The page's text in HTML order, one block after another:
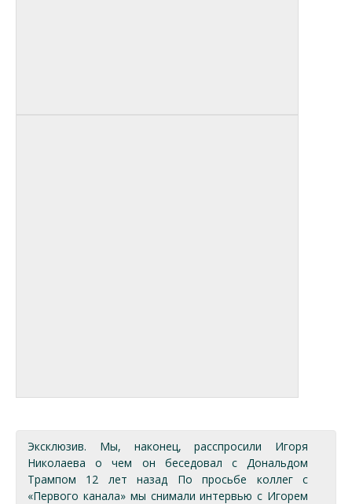
Эксклюзив. Мы, наконец, расспросили Игоря
Николаева о чем он беседовал с Дональдом
Трампом 12 лет назад По просьбе коллег с
«Первого канала» мы снимали интервью с Игорем